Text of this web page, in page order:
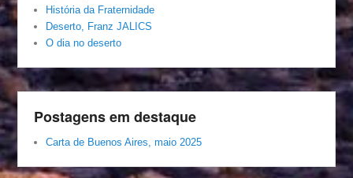
História da Fraternidade
Deserto, Franz JALICS
O dia no deserto
Postagens em destaque
Carta de Buenos Aires, maio 2025